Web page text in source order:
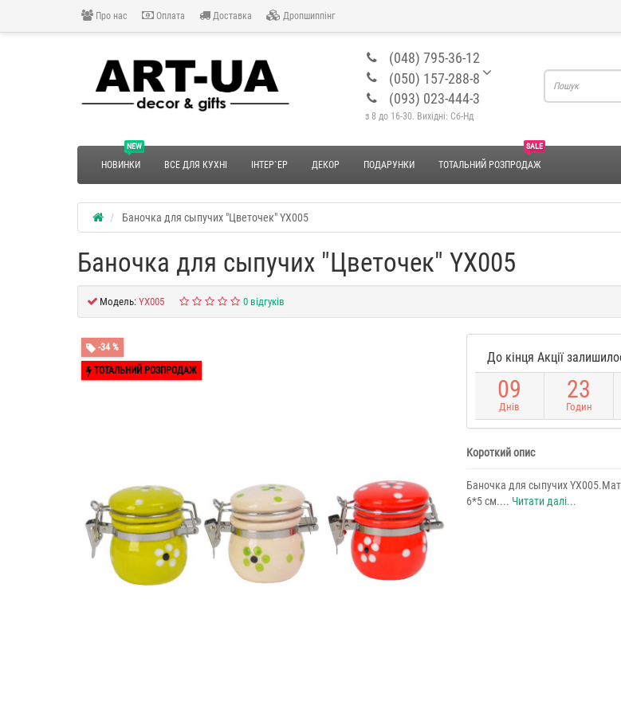
Про нас Оплата Доставка Дропшиппінг
(048) 795-36-12
(050) 157-288-8
(093) 023-444-3
з 8 до 16-30. Вихідні: Сб-Нд
NEW
НОВИНКИ ВСЕ ДЛЯ КУХНІ ІНТЕР`ЕР ДЕКОР ПОДАРУНКИ
SALE
ТОТАЛЬНИЙ РОЗПРОДАЖ
Баночка для сыпучих "Цветочек" YX005
Баночка для сыпучих "Цветочек" YX005
Модель: YX005 0 відгуків
-34 %
ТОТАЛЬНИЙ РОЗПРОДАЖ
До кінця Акції
09
Днів
23
Годин
Короткий опис
Баночка для сыпучих
6*5 см.... Читати далі...